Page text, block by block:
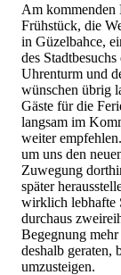
Am kommenden
Frühstück, die
in Güzelbahce,
des
Uhrenturm und
wünschen übrig
Gäste für die
langsam im
weiter
um uns den
Zuwegung
später
wirklich lebhafte
durchaus
Begegnung
deshalb geraten,
umzusteigen.